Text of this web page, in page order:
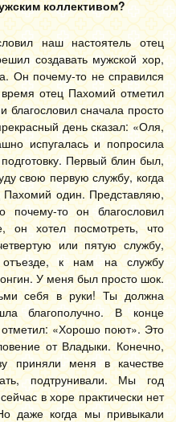
коллективом?
наш настоятель отец
создавать мужской хор,
Он почему-то не справился
отец Пахомий отметил
благословил сначала просто
день сказал: «Оля,
испугалась и попросила
Первый блин был,
свою первую службу, когда
один. Представляю,
то он благословил
он хотел посмотреть, что
или пятую службу,
к нам на службу
У меня был просто шок.
себя в руки! Ты должна
благополучно. В конце
«Хорошо поют». Это
от Владыки. Конечно,
приняли меня в качестве
подтрунивали. Мы год
в хоре практически нет
даже когда мы привыкали